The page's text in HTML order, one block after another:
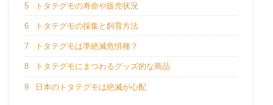
5 トタテグモの寿命や販売状況
6 トタテグモの採集と飼育方法
7 トタテグモは準絶滅危惧種？
8 トタテグモにまつわるグッズ的な商品
9 日本のトタテグモは絶滅が心配